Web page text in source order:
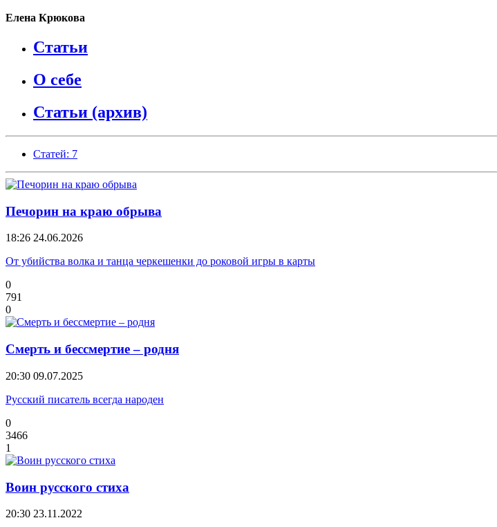
Елена Крюкова
Статьи
О себе
Статьи (архив)
Статей: 7
Печорин на краю обрыва
18:26 24.06.2026
От убийства волка и танца черкешенки до роковой игры в карты
0
791
0
Смерть и бессмертие – родня
20:30 09.07.2025
Русский писатель всегда народен
0
3466
1
Воин русского стиха
20:30 23.11.2022